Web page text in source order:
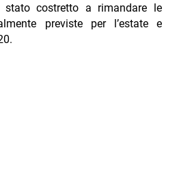
stato costretto a rimandare le
previste per l’estate e